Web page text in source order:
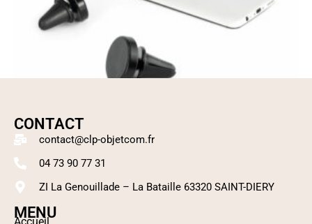
MENU
CONTACT
contact@clp-objetcom.fr
04 73 90 77 31
ZI La Genouillade – La Bataille 63320 SAINT-DIERY